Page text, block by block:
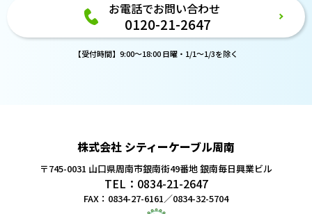
お電話でお問い合わせ
0120-21-2647
【受付時間】9:00～18:00 日曜・1/1～1/3を除く
株式会社 シティーケーブル周南
〒745-0031 山口県周南市銀南街49番地銀南毎日興業ビル
TEL：0834-21-2647
FAX：0834-27-6161／0834-32-5704